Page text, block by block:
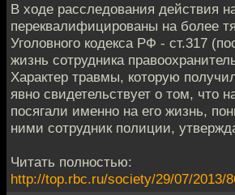
В ходе расследования действия
переквалифицированы на более
Уголовного кодекса РФ - ст.317
жизнь сотрудника
Характер травмы, которую
явно свидетельствует о том, что
посягали именно на его жизнь,
ними сотрудник полиции,
Читать полностью:
http://top.rbc.ru/society/29/07/2013/